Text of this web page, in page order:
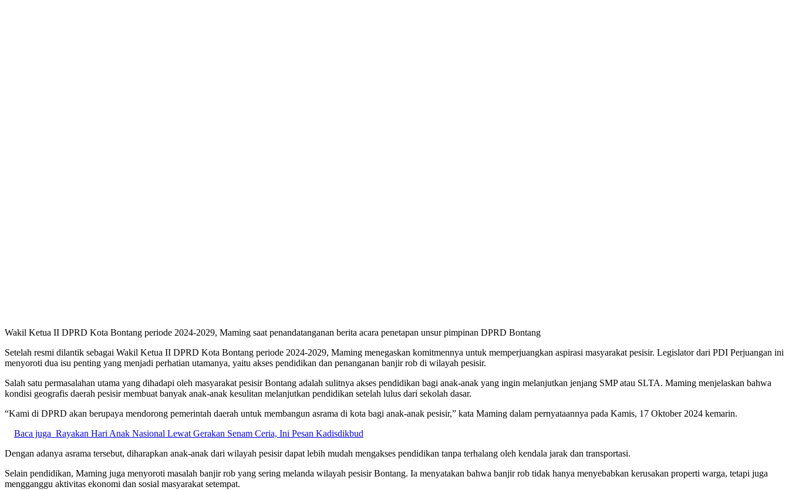
Wakil Ketua II DPRD Kota Bontang periode 2024-2029, Maming saat penandatanganan berita acara penetapan unsur pimpinan DPRD Bontang
Setelah resmi dilantik sebagai Wakil Ketua II DPRD Kota Bontang periode 2024-2029, Maming menegaskan komitmennya untuk memperjuangkan aspirasi masyarakat pesisir. Legislator dari PDI Perjuangan ini
menyoroti dua isu penting yang menjadi perhatian utamanya, yaitu akses pendidikan dan penanganan banjir rob di wilayah pesisir.
Salah satu permasalahan utama yang dihadapi oleh masyarakat pesisir Bontang adalah sulitnya akses pendidikan bagi anak-anak yang ingin melanjutkan jenjang SMP atau SLTA. Maming menjelaskan bahwa
kondisi geografis daerah pesisir membuat banyak anak-anak kesulitan melanjutkan pendidikan setelah lulus dari sekolah dasar.
“Kami di DPRD akan berupaya mendorong pemerintah daerah untuk membangun asrama di kota bagi anak-anak pesisir,” kata Maming dalam pernyataannya pada Kamis, 17 Oktober 2024 kemarin.
Baca juga Rayakan Hari Anak Nasional Lewat Gerakan Senam Ceria, Ini Pesan Kadisdikbud
Dengan adanya asrama tersebut, diharapkan anak-anak dari wilayah pesisir dapat lebih mudah mengakses pendidikan tanpa terhalang oleh kendala jarak dan transportasi.
Selain pendidikan, Maming juga menyoroti masalah banjir rob yang sering melanda wilayah pesisir Bontang. Ia menyatakan bahwa banjir rob tidak hanya menyebabkan kerusakan properti warga, tetapi juga
mengganggu aktivitas ekonomi dan sosial masyarakat setempat.